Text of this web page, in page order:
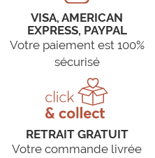
VISA, AMERICAN
EXPRESS, PAYPAL
Votre paiement est 100%
sécurisé
RETRAIT GRATUIT
Votre commande livrée